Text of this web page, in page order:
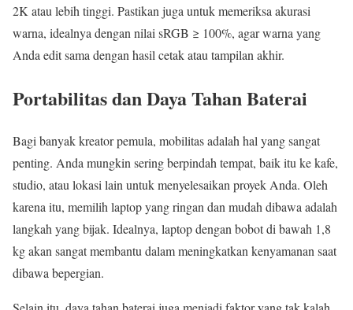
2K atau lebih tinggi. Pastikan juga untuk memeriksa akurasi
warna, idealnya dengan nilai sRGB ≥ 100%, agar warna yang
Anda edit sama dengan hasil cetak atau tampilan akhir.
Portabilitas dan Daya Tahan Baterai
Bagi banyak kreator pemula, mobilitas adalah hal yang sangat
penting. Anda mungkin sering berpindah tempat, baik itu ke kafe,
studio, atau lokasi lain untuk menyelesaikan proyek Anda. Oleh
karena itu, memilih laptop yang ringan dan mudah dibawa adalah
langkah yang bijak. Idealnya, laptop dengan bobot di bawah 1,8
kg akan sangat membantu dalam meningkatkan kenyamanan saat
dibawa bepergian.